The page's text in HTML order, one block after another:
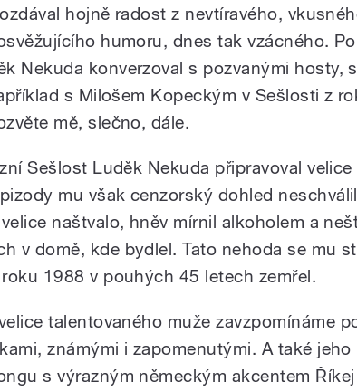
hojně radost z nevtíravého,
humoru, dnes tak vzácného.
Nekuda konverzoval s pozvanými hosty,
s Milošem Kopeckým v Sešlosti z
mě, slečno, dále.
Sešlost Luděk Nekuda připravoval velice
mu však cenzorský dohled
naštvalo, hněv mírnil alkoholem a
v domě, kde bydlel. Tato nehoda se mu
1988 v pouhých 45 letech zemřel.
talentovaného muže zavzpomínáme
známými i zapomenutými. A také jeho
s výrazným německým akcentem